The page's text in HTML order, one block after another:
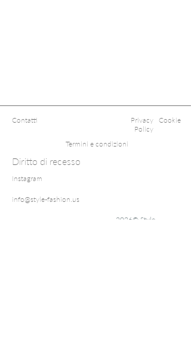
Contatti
Privacy
Policy
Cookie
Termini e condizioni
Diritto di recesso
Instagram
info@style-fashion.us
2026© Style